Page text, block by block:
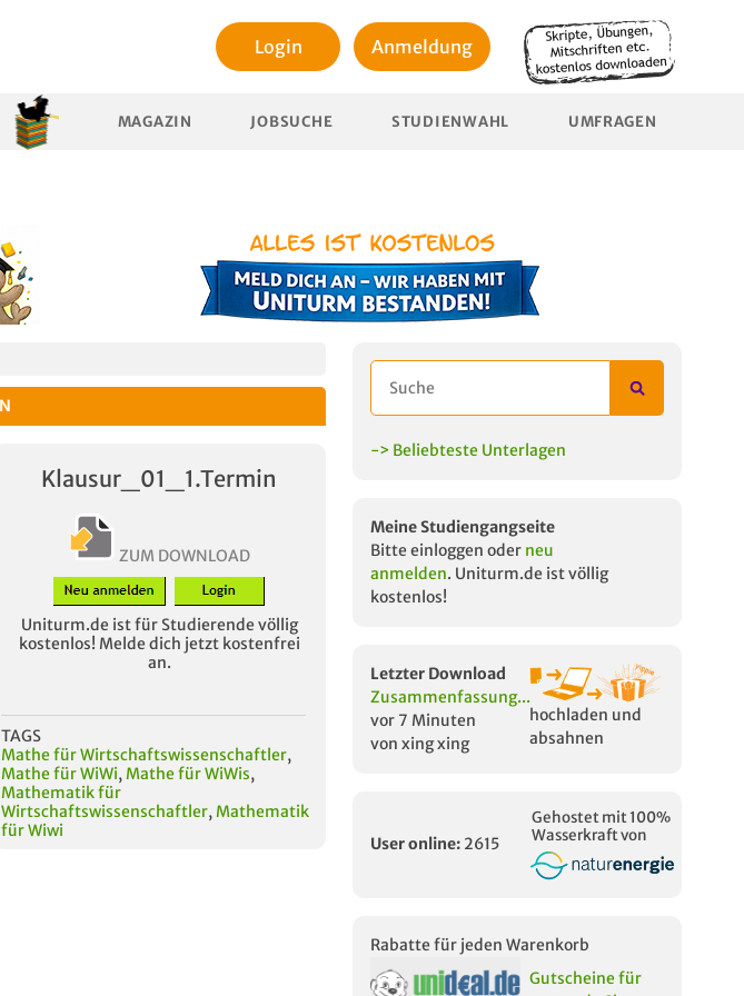
Login Anmeldung
MAGAZIN JOBSUCHE STUDIENWAHL UMFRAGEN
Klausur_01_1.Termin
ZUM DOWNLOAD
Uniturm.de ist für Studierende völlig
kostenlos! Melde dich jetzt kostenfrei
an.
TAGS
Mathe für Wirtschaftswissenschaftler,
Mathe für WiWi, Mathe für WiWis,
Mathematik für
Wirtschaftswissenschaftler, Mathematik
für Wiwi
-> Beliebteste Unterlagen
Meine Studiengangseite
Bitte einloggen oder neu
anmelden. Uniturm.de ist völlig
kostenlos!
Letzter Download
Zusammenfassung...
vor 7 Minuten
von xing xing
hochladen und
absahnen
User online: 2615
Gehostet mit 100%
Wasserkraft von
Rabatte für jeden Warenkorb
Gutscheine für